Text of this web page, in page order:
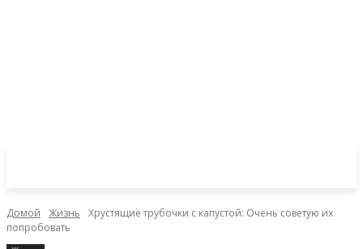
Домой Жизнь
Хрустящие трубочки с капустой: Очень советую их
попробовать